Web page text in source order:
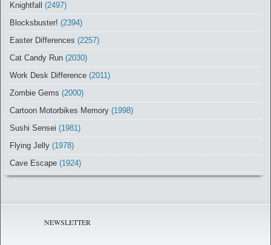
Knightfall (2497)
Blocksbuster! (2394)
Easter Differences (2257)
Cat Candy Run (2030)
Work Desk Difference (2011)
Zombie Gems (2000)
Cartoon Motorbikes Memory (1998)
Sushi Sensei (1981)
Flying Jelly (1978)
Cave Escape (1924)
NEWSLETTER